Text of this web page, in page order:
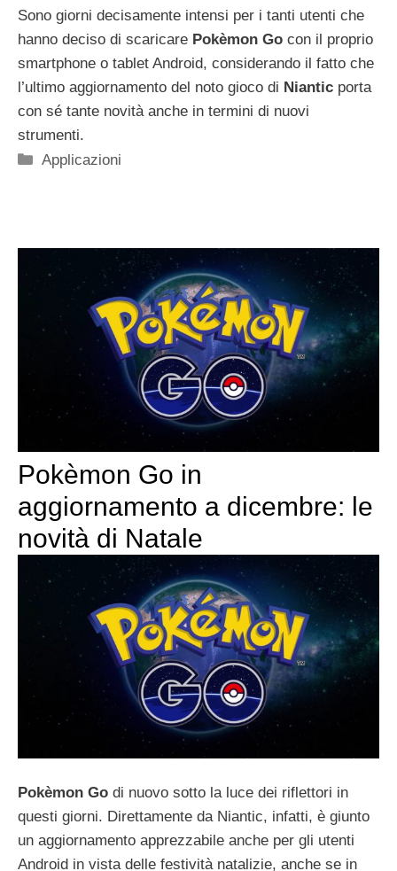
Sono giorni decisamente intensi per i tanti utenti che
hanno deciso di scaricare Pokèmon Go con il proprio
smartphone o tablet Android, considerando il fatto che
l’ultimo aggiornamento del noto gioco di Niantic porta
con sé tante novità anche in termini di nuovi
strumenti.
Categorie
Applicazioni
Pokèmon Go in
aggiornamento a dicembre: le
novità di Natale
Pokèmon Go di nuovo sotto la luce dei riflettori in
questi giorni. Direttamente da Niantic, infatti, è giunto
un aggiornamento apprezzabile anche per gli utenti
Android in vista delle festività natalizie, anche se in